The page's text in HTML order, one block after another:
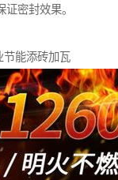
密封效果。
节能添砖加瓦